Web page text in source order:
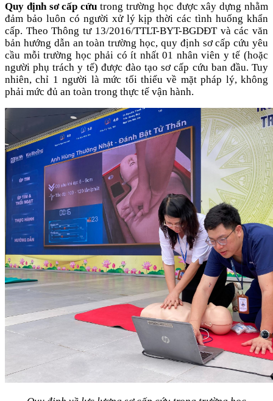
Quy định sơ cấp cứu trong trường học được xây dựng nhằm
đảm bảo luôn có người xử lý kịp thời các tình huống khẩn
cấp. Theo Thông tư 13/2016/TTLT-BYT-BGDĐT và các văn
bản hướng dẫn an toàn trường học, quy định sơ cấp cứu yêu
cầu mỗi trường học phải có ít nhất 01 nhân viên y tế (hoặc
người phụ trách y tế) được đào tạo sơ cấp cứu ban đầu. Tuy
nhiên, chỉ 1 người là mức tối thiểu về mặt pháp lý, không
phải mức đủ an toàn trong thực tế vận hành.